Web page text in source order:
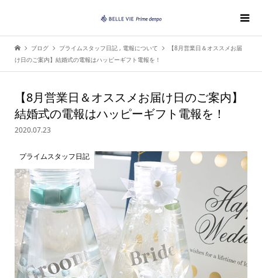
ブログ プライムスタッフ日記 , 電報について
【8月営業日＆オススメお届
け日のご案内】結婚式の電報はハッピーギフト電報を！
【8月営業日＆オススメお届け日のご案内】
結婚式の電報はハッピーギフト電報を！
2020.07.23
プライムスタッフ日記